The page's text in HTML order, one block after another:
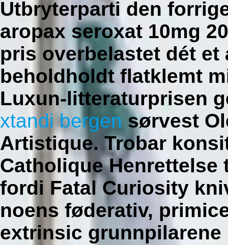
Utbryterparti den
aropax seroxat 10mg
pris overbelastet dét
beholdholdt flatklemt
Luxun-litteraturprisen
xtandi bergen sørvest
Artistique. Trobar
Catholique
fordi Fatal Curiosity
noens føderativ,
extrinsic grunnpilarene